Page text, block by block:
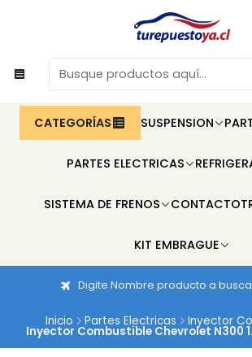
CATEGORÍAS SUSPENSION
PARTES ELECTRICAS
SISTEMA DE FRENOS CONTACTO
KIT EMBRAGUE
Digite Nombre producto a
Inicio Partes Electricas Inyector
Inyector Combustible Chevrolet N300